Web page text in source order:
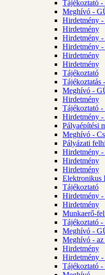
Tájékoztató -
Meghívó -
Hirdetmény -
Hirdetmény
Hirdetmény
Hirdetmény -
Hirdetmény
Hirdetmény
Tájékoztató
Tájékoztatás
Meghívó -
Hirdetmény
Tájékoztató -
Hirdetmény -
Pályaépítési
Meghívó -
Pályázati
Hirdetmény -
Hirdetmény
Hirdetmény
Elektronikus
Tájékoztató
Hirdetmény -
Hirdetmény
Munkaerő-
Tájékoztató
Meghívó -
Meghívó - az
Hirdetmény
Hirdetmény -
Tájékoztató -